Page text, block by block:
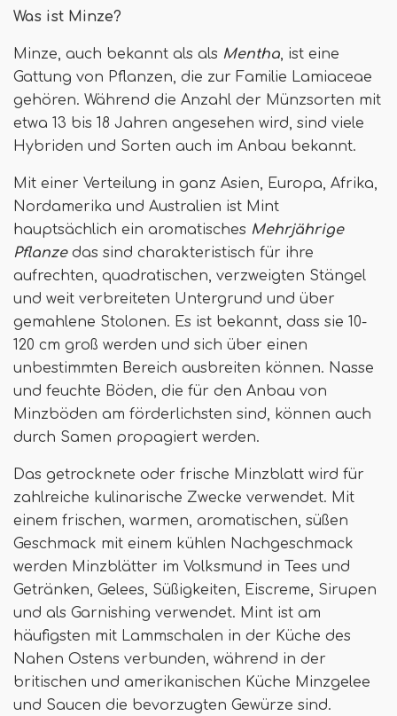
Was ist Minze?
Minze, auch bekannt als als Mentha, ist eine
Gattung von Pflanzen, die zur Familie Lamiaceae
gehören. Während die Anzahl der Münzsorten mit
etwa 13 bis 18 Jahren angesehen wird, sind viele
Hybriden und Sorten auch im Anbau bekannt.
Mit einer Verteilung in ganz Asien, Europa, Afrika,
Nordamerika und Australien ist Mint
hauptsächlich ein aromatisches Mehrjährige
Pflanzedas sind charakteristisch für ihre
aufrechten, quadratischen, verzweigten Stängel
und weit verbreiteten Untergrund und über
gemahlene Stolonen. Es ist bekannt, dass sie 10-
120 cm groß werden und sich über einen
unbestimmten Bereich ausbreiten können. Nasse
und feuchte Böden, die für den Anbau von
Minzböden am förderlichsten sind, können auch
durch Samen propagiert werden.
Das getrocknete oder frische Minzblatt wird für
zahlreiche kulinarische Zwecke verwendet. Mit
einem frischen, warmen, aromatischen, süßen
Geschmack mit einem kühlen Nachgeschmack
werden Minzblätter im Volksmund in Tees und
Getränken, Gelees, Süßigkeiten, Eiscreme, Sirupen
und als Garnishing verwendet. Mint ist am
häufigsten mit Lammschalen in der Küche des
Nahen Ostens verbunden, während in der
britischen und amerikanischen Küche Minzgelee
und Saucen die bevorzugten Gewürze sind.